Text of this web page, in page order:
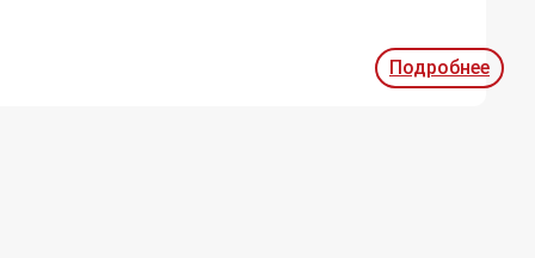
Подробнее